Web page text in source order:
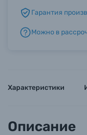
Б/У фототехника
Гарантия
Можно в
Характеристики
Описание